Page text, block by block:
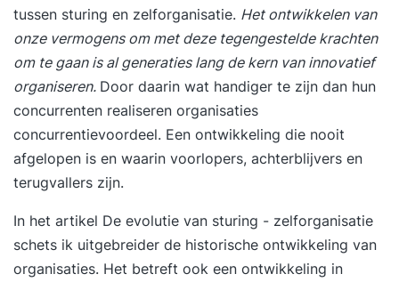
tussen sturing en zelforganisatie. Het ontwikkelen van
onze vermogens om met deze tegengestelde krachten
om te gaan is al generaties lang de kern van innovatief
organiseren. Door daarin wat handiger te zijn dan hun
concurrenten realiseren organisaties
concurrentievoordeel. Een ontwikkeling die nooit
afgelopen is en waarin voorlopers, achterblijvers en
terugvallers zijn.
In het artikel De evolutie van sturing - zelforganisatie
schets ik uitgebreider de historische ontwikkeling van
organisaties. Het betreft ook een ontwikkeling in